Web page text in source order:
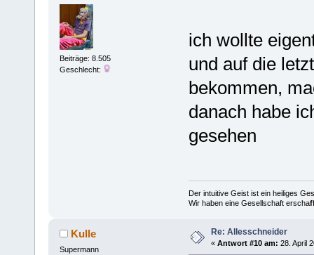
Beiträge: 8.505
Geschlecht:
ich wollte
und auf die
bekommen,
danach habe
gesehen
Der intuitive Geist ist ein heiliges
Wir haben eine Gesellschaft erschaf
Kulle
Supermann
Re: Allesschneider
« Antwort #10 am: 28. April